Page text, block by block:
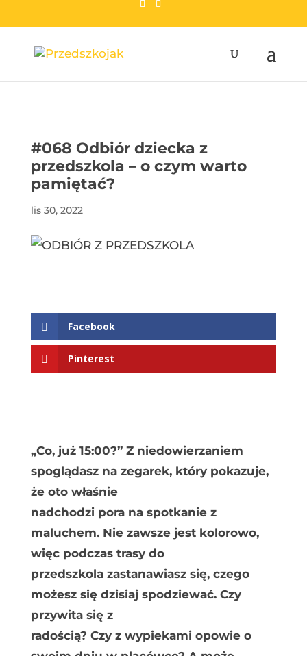
#068 Odbiór dziecka z
przedszkola – o czym warto
pamiętać?
lis 30, 2022
Facebook
Pinterest
„Co, już 15:00?” Z niedowierzaniem
spoglądasz na zegarek, który pokazuje,
że oto właśnie
nadchodzi pora na spotkanie z
maluchem. Nie zawsze jest kolorowo,
więc podczas trasy do
przedszkola zastanawiasz się, czego
możesz się dzisiaj spodziewać. Czy
przywita się z
radością? Czy z wypiekami opowie o